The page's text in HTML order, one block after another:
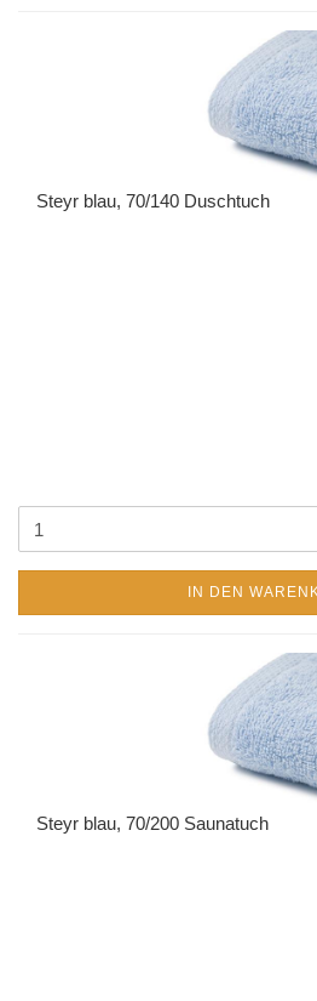
Steyr blau, 70/140 Duschtuch
IN DEN
Steyr blau, 70/200 Saunatuch